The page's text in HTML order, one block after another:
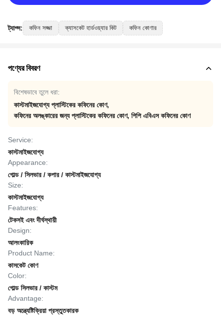
ট্যাগ্স: কফিন সজ্জা ক্যাসকেট হার্ডওয়্যার কিট কফিন কোণার
পণ্যের বিবরণ
বিশেষভাবে তুলে ধরা:
কাস্টমাইজযোগ্য প্লাস্টিকের কফিনের কোণ,
কফিনের অলঙ্কারের জন্য প্লাস্টিকের কফিনের কোণ, পিপি এবিএস কফিনের কোণ
Service:
কাস্টমাইজযোগ্য
Appearance:
গোল্ড / সিলভার / কপার / কাস্টমাইজযোগ্য
Size:
কাস্টমাইজযোগ্য
Features:
টেকসই এবং দীর্ঘস্থায়ী
Design:
আলংকারিক
Product Name:
কাসকেট কোণ
Color:
গোল্ড সিলভার / কাস্টম
Advantage:
বড় অন্ত্যেষ্টিক্রিয়া প্রস্তুতকারক